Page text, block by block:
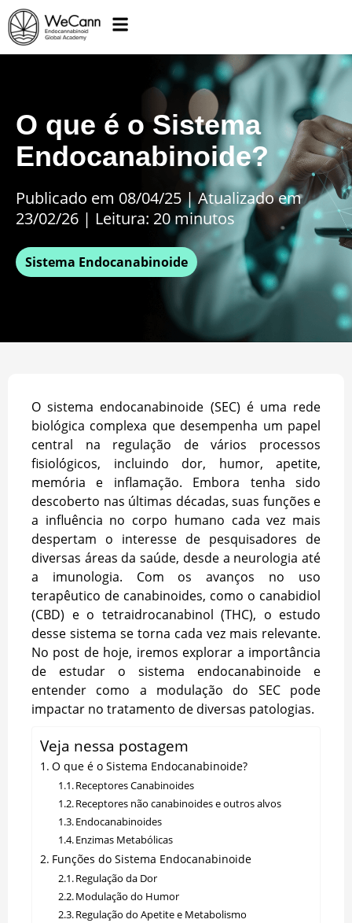
O que é o Sistema
Endocanabinoide?
Publicado em 08/04/25|Atualizado em
23/02/26 | Leitura: 20 minutos
Sistema Endocanabinoide
O sistema endocanabinoide (SEC) é uma rede
biológica complexa que desempenha um papel
central na regulação de vários processos
fisiológicos, incluindo dor, humor, apetite,
memória e inflamação. Embora tenha sido
descoberto nas últimas décadas, suas funções e
a influência no corpo humano cada vez mais
despertam o interesse de pesquisadores de
diversas áreas da saúde, desde a neurologia até
a imunologia. Com os avanços no uso
terapêutico de canabinoides, como o canabidiol
(CBD) e o tetraidrocanabinol (THC), o estudo
desse sistema se torna cada vez mais relevante.
No post de hoje, iremos explorar a importância
de estudar o sistema endocanabinoide e
entender como a modulação do SEC pode
impactar no tratamento de diversas patologias.
Veja nessa postagem
O que é o Sistema Endocanabinoide?
Receptores Canabinoides
Receptores não canabinoides e outros alvos
Endocanabinoides
Enzimas Metabólicas
Funções do Sistema Endocanabinoide
Regulação da Dor
Modulação do Humor
Regulação do Apetite e Metabolismo